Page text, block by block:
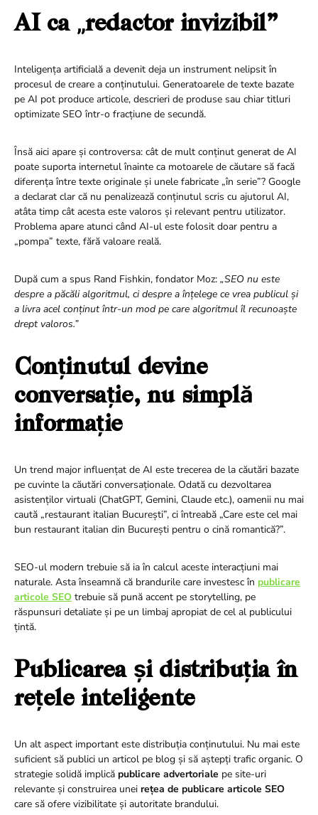
AI ca „redactor invizibil”
Inteligența artificială a devenit deja un instrument nelipsit în
procesul de creare a conținutului. Generatoarele de texte bazate
pe AI pot produce articole, descrieri de produse sau chiar titluri
optimizate SEO într-o fracțiune de secundă.
Însă aici apare și controversa: cât de mult conținut generat de AI
poate suporta internetul înainte ca motoarele de căutare să facă
diferența între texte originale și unele fabricate „în serie”? Google
a declarat clar că nu penalizează conținutul scris cu ajutorul AI,
atâta timp cât acesta este valoros și relevant pentru utilizator.
Problema apare atunci când AI-ul este folosit doar pentru a
„pompa” texte, fără valoare reală.
După cum a spus Rand Fishkin, fondator Moz: „SEO nu este
despre a păcăli algoritmul, ci despre a înțelege ce vrea publicul și
a livra acel conținut într-un mod pe care algoritmul îl recunoaște
drept valoros.”
Conținutul devine
conversație, nu simplă
informație
Un trend major influențat de AI este trecerea de la căutări bazate
pe cuvinte la căutări conversaționale. Odată cu dezvoltarea
asistenților virtuali (ChatGPT, Gemini, Claude etc.), oamenii nu mai
caută „restaurant italian București”, ci întreabă „Care este cel mai
bun restaurant italian din București pentru o cină romantică?”.
SEO-ul modern trebuie să ia în calcul aceste interacțiuni mai
naturale. Asta înseamnă că brandurile care investesc în publicare
articole SEO trebuie să pună accent pe storytelling, pe
răspunsuri detaliate și pe un limbaj apropiat de cel al publicului
țintă.
Publicarea și distribuția în
rețele inteligente
Un alt aspect important este distribuția conținutului. Nu mai este
suficient să publici un articol pe blog și să aștepți trafic organic. O
strategie solidă implică publicare advertoriale pe site-uri
relevante și construirea unei rețea de publicare articole SEO
care să ofere vizibilitate și autoritate brandului.